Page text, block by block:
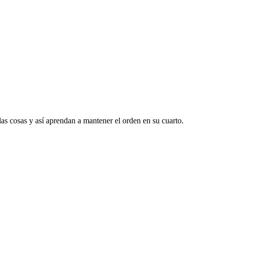
cosas y así aprendan a mantener el orden en su cuarto.